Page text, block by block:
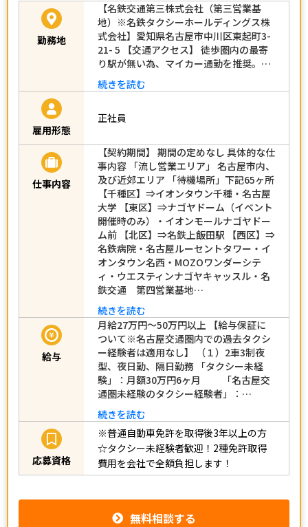
勤務地
【名鉄交通第三株式会社（第三営業基
地）※名鉄タクシーホールディングス株
式会社】愛知県名古屋市中川区東起町3-
21- 5 【交通アクセス】 徒歩圏内の最寄
り駅が無い為、マイカー通勤を推奨。…
続きを読む
雇用形態
正社員
仕事内容
【契約期間】 期間の定めなし 具体的な仕
事内容 「流し営業エリア」 名古屋市内、
及び近郊エリア 「待機場所」下記65ヶ所
【千種区】⇒イオンタウン千種・名古屋
大学 【東区】⇒ナゴヤドーム（イベント
開催時のみ）・イオンモールナゴヤドー
ム前 【北区】⇒名鉄上飯田駅 【西区】⇒
名鉄病院・名古屋ルーセントタワー・イ
オンタウン名西・MOZOワンダーシテ
ィ・ウエスティンナゴヤキャッスル・名
鉄交通 第四営業基地…
続きを読む
給与
月給27万円～50万円以上 【給与保証に
ついて※名古屋交通圏内での過去タクシ
ー経験者は適用なし】 （１）2車3制夜
型、夜日勤、隔日勤務 「タクシー未経
験」：月額30万円6ヶ月 「名古屋交
通圏未経験のタクシー経験者」：…
続きを読む
応募資格
※普通自動車免許を取得後3年以上の方
☆タクシー未経験者歓迎！2種免許取得
費用を会社で全額負担します！
無料相談する